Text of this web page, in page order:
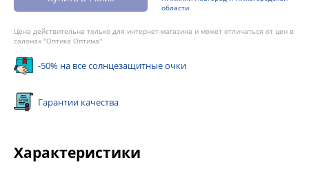
области
Цена действительна только для интернет-магазина и может отличаться от цен в
салонах "Оптика Оптима"
-50% на все солнцезащитные очки
Гарантии качества
Характеристики